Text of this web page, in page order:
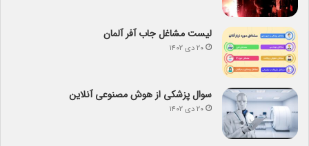
لیست مشاغل جاب آفر آلمان
۲۰ دی ۱۴۰۲
سوال پزشکی از هوش مصنوعی آنلاین
۲۰ دی ۱۴۰۲